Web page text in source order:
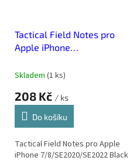
Tactical Field Notes pro
Apple iPhone
Black
Skladem (1 ks)
208 Kč / ks
Do košíku
Tactical Field Notes pro Apple
iPhone 7/8/SE2020/SE2022 Black